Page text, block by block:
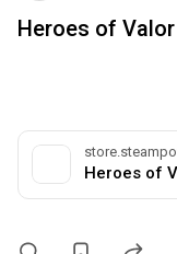
Heroes of
Heroes of